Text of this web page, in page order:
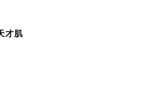
才肌